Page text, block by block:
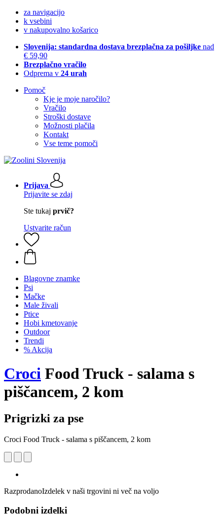
za navigacijo
k vsebini
v nakupovalno košarico
Slovenija: standardna dostava brezplačna za pošiljke nad
€ 59,90
Brezplačno vračilo
Odprema v 24 urah
Pomoč
Kje je moje naročilo?
Vračilo
Stroški dostave
Možnosti plačila
Kontakt
Vse teme pomoči
Prijava
Prijavite se zdaj
Ste tukaj prvič?
Ustvarite račun
Blagovne znamke
Psi
Mačke
Male živali
Ptice
Hobi kmetovanje
Outdoor
Trendi
% Akcija
Croci Food Truck - salama s
piščancem, 2 kom
Prigrizki za pse
Croci Food Truck - salama s piščancem, 2 kom
RazprodanoIzdelek v naši trgovini ni več na voljo
Podobni izdelki